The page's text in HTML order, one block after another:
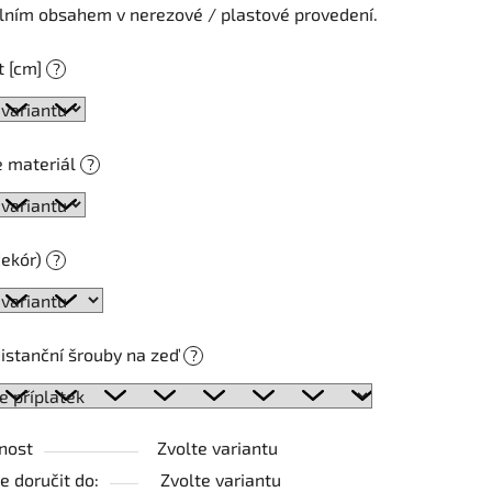
obsahem v nerezové / plastové provedení.
[cm] ?
materiál ?
?
šrouby na zeď ?
Zvolte variantu
doručit do:
Zvolte variantu